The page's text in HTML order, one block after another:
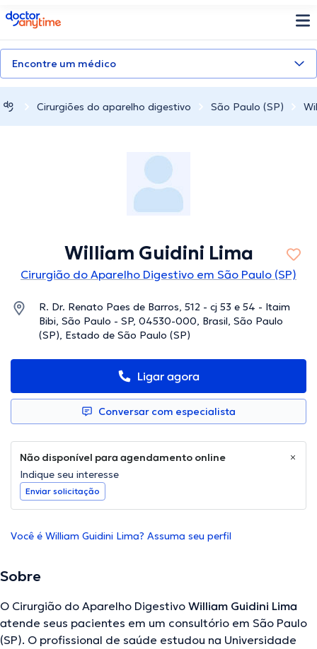
doctoranytime
Encontre um médico
Cirurgiões do aparelho digestivo São Paulo (SP)
William Guidini Lima
Cirurgião do Aparelho Digestivo em São Paulo (SP)
R. Dr. Renato Paes de Barros, 512 - cj 53 e 54 - Itaim
Bibi, São Paulo - SP, 04530-000, Brasil, São Paulo
(SP), Estado de São Paulo (SP)
Ligar agora
Conversar com especialista
Não disponível para agendamento online
Indique seu interesse
Enviar solicitação
Você é William Guidini Lima? Assuma seu perfil
Sobre
O Cirurgião do Aparelho Digestivo William Guidini Lima
atende seus pacientes em um consultório em São Paulo
(SP). O profissional de saúde estudou na Universidade